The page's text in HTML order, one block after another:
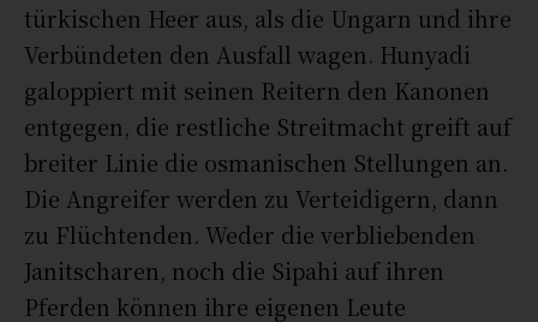
türkischen Heer aus, als die Ungarn und ihre
Verbündeten den Ausfall wagen. Hunyadi
galoppiert mit seinen Reitern den Kanonen
entgegen, die restliche Streitmacht greift auf
breiter Linie die osmanischen Stellungen an.
Die Angreifer werden zu Verteidigern, dann
zu Flüchtenden. Weder die verbliebenden
Janitscharen, noch die Sipahi auf ihren
Pferden können ihre eigenen Leute